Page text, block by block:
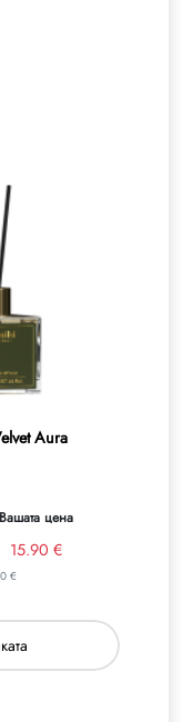
Aura
Вашата цена
15.90 €
€